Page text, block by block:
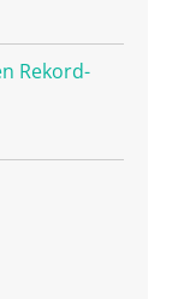
Rekord-